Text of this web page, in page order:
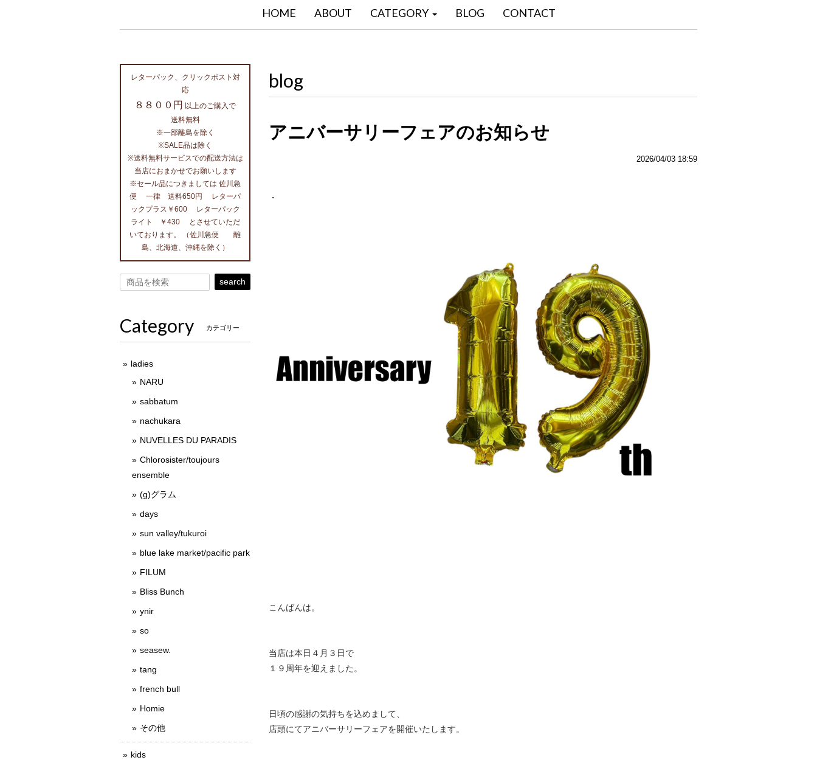
HOME ABOUT CATEGORY BLOG CONTACT
blog
アニバーサリーフェアのお知らせ
2026/04/03 18:59
・
こんばんは。
当店は本日４月３日で
１９周年を迎えました。
日頃の感謝の気持ちを込めまして、
店頭にてアニバーサリーフェアを開催いたします。
レターパック、クリックポスト対
応
８８００円 以上のご購入で
送料無料
※一部離島を除く
※SALE品は除く
※送料無料サービスでの配送方法は
当店におまかせでお願いします
※セール品につきましては 佐川急
便 一律 送料650円 レターパ
ックプラス￥600 レターパック
ライト ￥430 とさせていただ
いております。 （佐川急便 離
島、北海道、沖縄を除く）
search
Category カテゴリー
ladies
NARU
sabbatum
nachukara
NUVELLES DU PARADIS
Chlorosister/toujours
ensemble
(g)グラム
days
sun valley/tukuroi
blue lake market/pacific park
FILUM
Bliss Bunch
ynir
so
seasew.
tang
french bull
Homie
その他
kids